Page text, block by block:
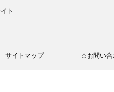
ト
サイトマップ ☆お問い合